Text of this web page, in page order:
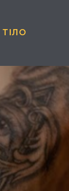
ТІЛО